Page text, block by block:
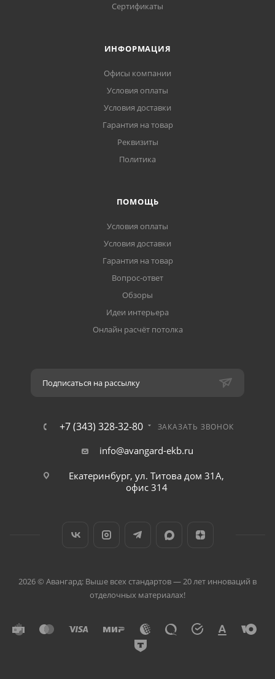
Сертификаты
ИНФОРМАЦИЯ
Офисы компании
Условия оплаты
Условия доставки
Гарантия на товар
Реквизиты
Политика
ПОМОЩЬ
Условия оплаты
Условия доставки
Гарантия на товар
Вопрос-ответ
Обзоры
Идеи интерьера
Онлайн расчёт потолка
Подписаться на рассылку
+7 (343) 328-32-80 ЗАКАЗАТЬ ЗВОНОК
info@avangard-ekb.ru
Екатеринбург, ул. Титова дом 31A,
офис 314
2026 © Авангард: Выше всех стандартов — 20 лет инноваций в
отделочных материалах!